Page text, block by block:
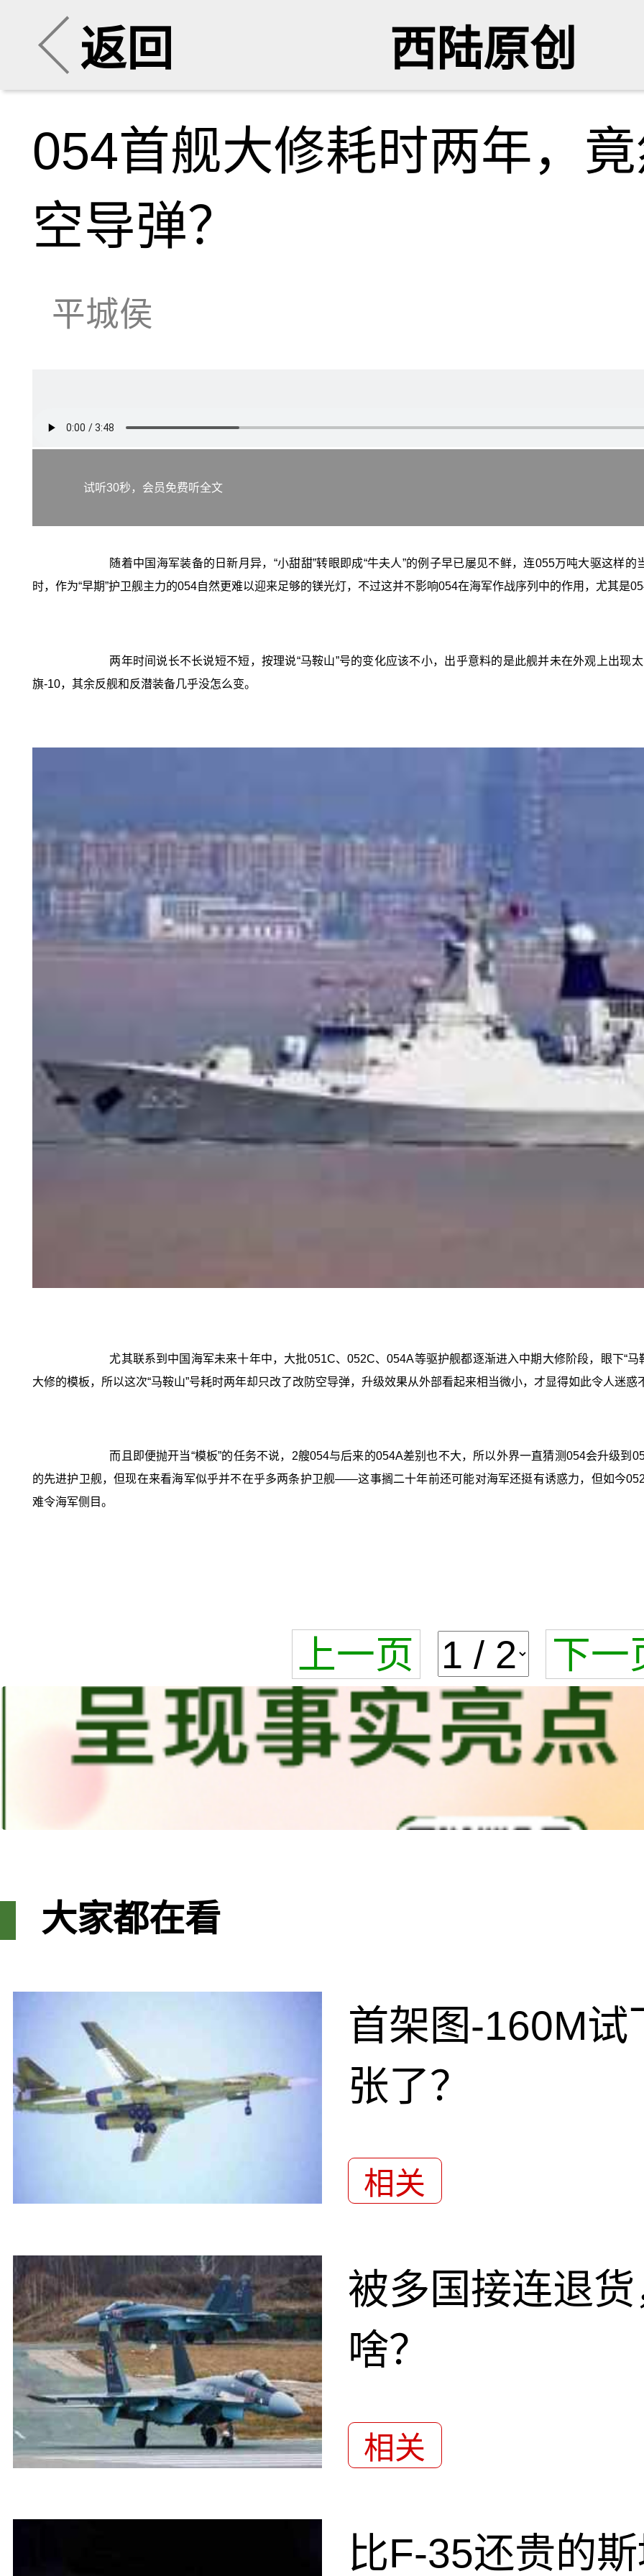
返回 西陆原创
054首舰大修耗时两年，
空导弹？
平城侯
试听30秒，会员免费听全文
随着中国海军装备的日新月异，“小甜甜”转眼即成“牛夫人”的例子早已屡见不鲜，连055万吨大驱这样
时，作为“早期”护卫舰主力的054自然更难以迎来足够的镁光灯，不过这并不影响054在海军作战序列中的作用，尤其是
两年时间说长不长说短不短，按理说“马鞍山”号的变化应该不小，出乎意料的是此舰并未在外观上出现
旗-10，其余反舰和反潜装备几乎没怎么变。
尤其联系到中国海军未来十年中，大批051C、052C、054A等驱护舰都逐渐进入中期大修阶段，眼下“
大修的模板，所以这次“马鞍山”号耗时两年却只改了改防空导弹，升级效果从外部看起来相当微小，才显得如此令人迷惑
而且即便抛开当“模板”的任务不说，2艘054与后来的054A差别也不大，所以外界一直猜测054会升级到
的先进护卫舰，但现在来看海军似乎并不在乎多两条护卫舰——这事搁二十年前还可能对海军还挺有诱惑力，但如今
难令海军侧目。
上一页 下一
大家都在看
首架图-160M
张了？
相关
被多国接连退
啥？
相关
比F-35还贵的